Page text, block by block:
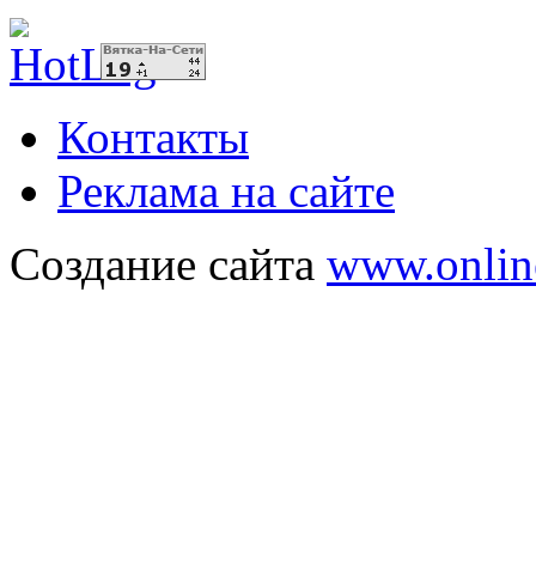
Контакты
Реклама на сайте
Создание сайта